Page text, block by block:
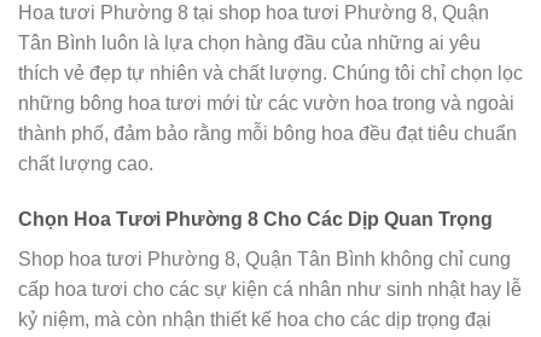
Hoa tươi Phường 8 tại shop hoa tươi Phường 8, Quận
Tân Bình luôn là lựa chọn hàng đầu của những ai yêu
thích vẻ đẹp tự nhiên và chất lượng. Chúng tôi chỉ chọn lọc
những bông hoa tươi mới từ các vườn hoa trong và ngoài
thành phố, đảm bảo rằng mỗi bông hoa đều đạt tiêu chuẩn
chất lượng cao.
Chọn Hoa Tươi Phường 8 Cho Các Dịp Quan Trọng
Shop hoa tươi Phường 8, Quận Tân Bình không chỉ cung
cấp hoa tươi cho các sự kiện cá nhân như sinh nhật hay lễ
kỷ niệm, mà còn nhận thiết kế hoa cho các dịp trọng đại